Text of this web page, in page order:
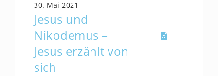
Jesus und
Nikodemus –
Jesus erzählt von
sich
30. Mai 2021